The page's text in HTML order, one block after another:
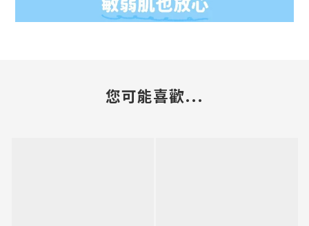
您可能喜歡...